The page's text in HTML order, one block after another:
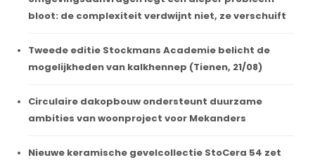
bloot: de complexiteit verdwijnt niet, ze verschuift
Tweede editie Stockmans Academie belicht de
mogelijkheden van kalkhennep (Tienen, 21/08)
Circulaire dakopbouw ondersteunt duurzame
ambities van woonproject voor Mekanders
Nieuwe keramische gevelcollectie StoCera 54 zet